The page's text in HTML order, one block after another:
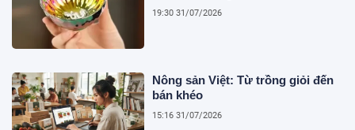
19:30 31/07/2026
Nông sản Việt: Từ trồng giỏi đến
bán khéo
15:16 31/07/2026